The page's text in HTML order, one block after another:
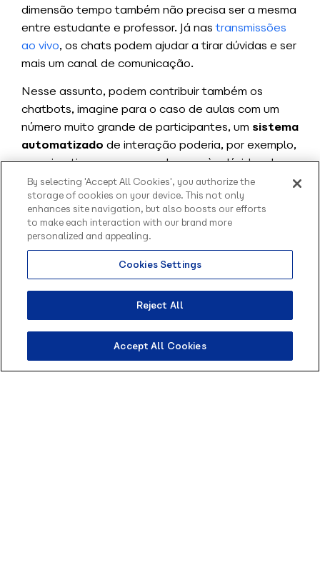
dimensão tempo também não precisa ser a mesma
entre estudante e professor. Já nastransmissões
ao vivo, os chats podem ajudar a tirar dúvidas e ser
mais um canal de comunicação.
Nesse assunto, podem contribuir também os
chatbots, imagine para o caso de aulas com um
número muito grande de participantes, um sistema
automatizado de interação poderia, por exemplo,
sugerir artigos que respondessem às dúvidas dos
alunos.
Gamificação
Você se lembra que citamos a ferramenta Geekie
Games Enem? Ela se vale de recursos de
Gamificação acontece quando são
mecânicas e características de jogos em um
projeto. Na educação, a gamificação pode ser
percebida em plataformas educacionais que
trazem em sua concepção elementos conceituais
By selecting 'Accept All Cookies', you authorize the
storage of cookies on your device. This not only
enhances site navigation, but also boosts our efforts
to make each interaction with our brand more
personalized and appealing.
Cookies Settings
Reject All
Accept All Cookies
Olá, sou o Contato
inteligente da Blip.
Como posso te ajudar?